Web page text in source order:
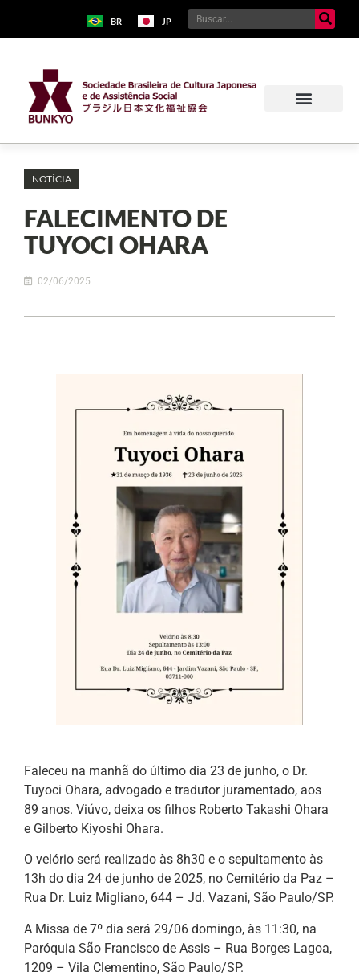
BR JP
NOTÍCIA
FALECIMENTO DE
TUYOCI OHARA
02/06/2025
Faleceu na manhã do último dia 23 de junho, o Dr.
Tuyoci Ohara, advogado e tradutor juramentado, aos
89 anos. Viúvo, deixa os filhos Roberto Takashi Ohara
e Gilberto Kiyoshi Ohara.
O velório será realizado às 8h30 e o sepultamento às
13h do dia 24 de junho de 2025, no Cemitério da Paz –
Rua Dr. Luiz Migliano, 644 – Jd. Vazani, São Paulo/SP.
A Missa de 7º dia será 29/06 domingo, às 11:30, na
Paróquia São Francisco de Assis – Rua Borges Lagoa,
1209 – Vila Clementino, São Paulo/SP.